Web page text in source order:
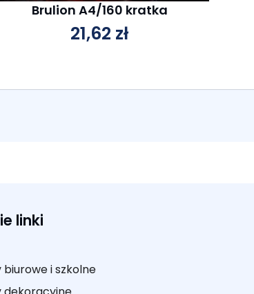
Brulion A4/160 kratka
21,62 zł
linki
biurowe i szkolne